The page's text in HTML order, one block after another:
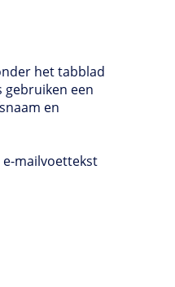
het tabblad
een
en
mailvoettekst